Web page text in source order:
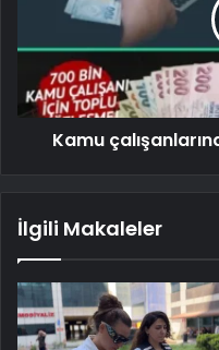
Kamu
İlgili Makaleler